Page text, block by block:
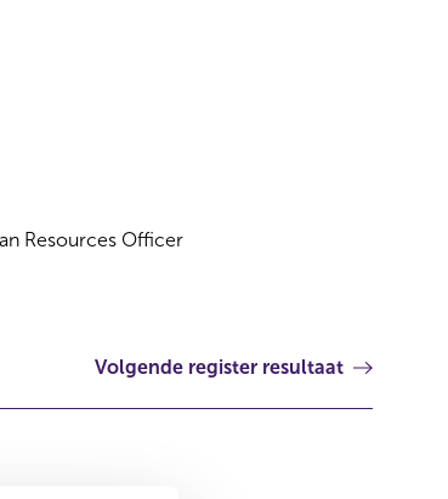
Resources Officer
Volgende register resultaat